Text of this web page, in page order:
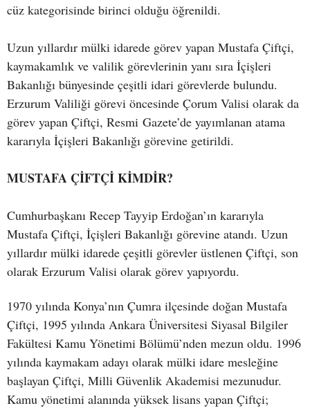
cüz kategorisinde birinci olduğu öğrenildi.
Uzun yıllardır mülki idarede görev yapan Mustafa Çiftçi,
kaymakamlık ve valilik görevlerinin yanı sıra İçişleri
Bakanlığı bünyesinde çeşitli idari görevlerde bulundu.
Erzurum Valiliği görevi öncesinde Çorum Valisi olarak da
görev yapan Çiftçi, Resmi Gazete’de yayımlanan atama
kararıyla İçişleri Bakanlığı görevine getirildi.
MUSTAFA ÇİFTÇİ KİMDİR?
Cumhurbaşkanı Recep Tayyip Erdoğan’ın kararıyla
Mustafa Çiftçi, İçişleri Bakanlığı görevine atandı. Uzun
yıllardır mülki idarede çeşitli görevler üstlenen Çiftçi, son
olarak Erzurum Valisi olarak görev yapıyordu.
1970 yılında Konya’nın Çumra ilçesinde doğan Mustafa
Çiftçi, 1995 yılında Ankara Üniversitesi Siyasal Bilgiler
Fakültesi Kamu Yönetimi Bölümü’nden mezun oldu. 1996
yılında kaymakam adayı olarak mülki idare mesleğine
başlayan Çiftçi, Milli Güvenlik Akademisi mezunudur.
Kamu yönetimi alanında yüksek lisans yapan Çiftçi;